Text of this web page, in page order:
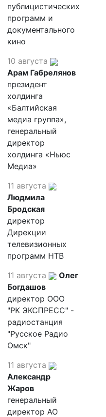
публицистических
программ и
документального
кино
10 августа
Арам Габрелянов
президент
холдинга
«Балтийская
медиа группа»,
генеральный
директор
холдинга «Ньюс
Медиа»
11 августа
Людмила
Бродская
директор
Дирекции
телевизионных
программ НТВ
11 августа
Олег
Богдашов
директор ООО
"РК ЭКСПРЕСС" -
радиостанция
"Русское Радио
Омск"
11 августа
Александр
Жаров
генеральный
директор АО